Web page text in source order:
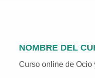
NOMBRE DEL
Curso online de Ocio